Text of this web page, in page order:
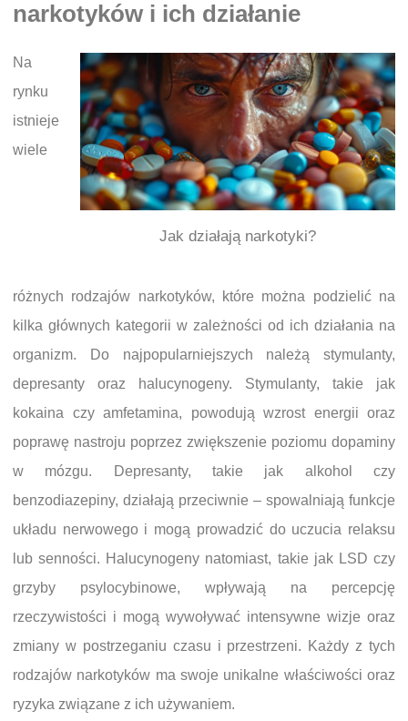
narkotyków i ich działanie
Jak działają narkotyki?
Na
rynku
istnieje
wiele
różnych rodzajów narkotyków, które można podzielić na
kilka głównych kategorii w zależności od ich działania na
organizm. Do najpopularniejszych należą stymulanty,
depresanty oraz halucynogeny. Stymulanty, takie jak
kokaina czy amfetamina, powodują wzrost energii oraz
poprawę nastroju poprzez zwiększenie poziomu dopaminy
w mózgu. Depresanty, takie jak alkohol czy
benzodiazepiny, działają przeciwnie – spowalniają funkcje
układu nerwowego i mogą prowadzić do uczucia relaksu
lub senności. Halucynogeny natomiast, takie jak LSD czy
grzyby psylocybinowe, wpływają na percepcję
rzeczywistości i mogą wywoływać intensywne wizje oraz
zmiany w postrzeganiu czasu i przestrzeni. Każdy z tych
rodzajów narkotyków ma swoje unikalne właściwości oraz
ryzyka związane z ich używaniem.